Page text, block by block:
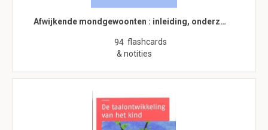
Afwijkende mondgewoonten : inleiding, onderz…
94 flashcards
& notities